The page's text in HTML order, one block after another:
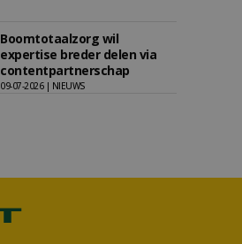
Boomtotaalzorg wil
expertise breder delen via
contentpartnerschap
09-07-2026 | NIEUWS